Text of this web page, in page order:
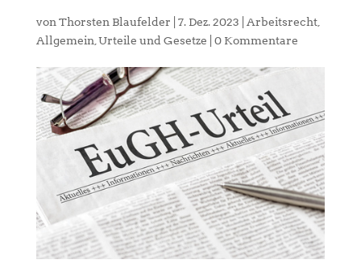
von Thorsten Blaufelder 7. Dez. 2023 Arbeitsrecht,
Allgemein Urteile und Gesetze 0 Kommentare